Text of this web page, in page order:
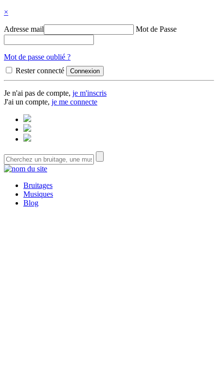
×
Adresse mail Mot de Passe
Mot de passe oublié ?
Rester connecté
Je n'ai pas de compte, je m'inscris
J'ai un compte, je me connecte
Bruitages
Musiques
Blog